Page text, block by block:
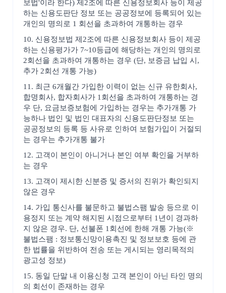
보법'이라 한다) 제2조에 따른 신용정보회사 등이 제공
하는 신용도판단 정보 또는 공공정보에 등록되어 있는
개인의 명의로 1 회선을 초과하여 개통하는 경우
10. 신용정보법 제2조에 따른 신용정보회사 등이 제공
하는 신용평가가 7~10등급에 해당하는 개인의 명의로
2회선을 초과하여 개통하는 경우 (단, 보증금 납입 시,
추가 2회선 개통 가능)
11. 최근 6개월간 가입한 이력이 없는 신규 유한회사,
합명회사, 합자회사가 1회선을 초과하여 개통하는 경
우 단, 요금보증보험에 가입하는 경우는 추가개통 가
능하나 법인 및 법인 대표자의 신용도판단정보 또는
공공정보의 등록 등 사유로 인하여 보험가입이 거절되
는 경우는 추가개통 불가
12. 고객이 본인이 아니거나 본인 여부 확인을 거부하
는 경우
13. 고객이 제시한 신분증 및 증서의 진위가 확인되지
않은 경우
14. 가입 통신사를 불문하고 불법스팸 발송 등으로 이
용정지 또는 계약 해지된 시점으로부터 1년이 경과하
지 않은 경우. 단, 선불폰 1회선에 한해 개통 가능(※
불법스팸 : 정보통신망이용촉진 및 정보보호 등에 관
한 법률을 위반하여 전송 또는 게시되는 영리목적의
광고성 정보)
15. 동일 단말 내 이용신청 고객 본인이 아닌 타인 명의
의 회선이 존재하는 경우